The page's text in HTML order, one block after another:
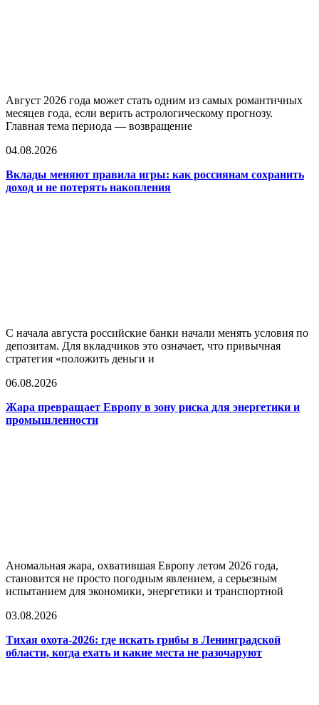
Август 2026 года может стать одним из самых романтичных
месяцев года, если верить астрологическому прогнозу.
Главная тема периода — возвращение
04.08.2026
Вклады меняют правила игры: как россиянам сохранить
доход и не потерять накопления
С начала августа российские банки начали менять условия по
депозитам. Для вкладчиков это означает, что привычная
стратегия «положить деньги и
06.08.2026
Жара превращает Европу в зону риска для энергетики и
промышленности
Аномальная жара, охватившая Европу летом 2026 года,
становится не просто погодным явлением, а серьезным
испытанием для экономики, энергетики и транспортной
03.08.2026
Тихая охота-2026: где искать грибы в Ленинградской
области, когда ехать и какие места не разочаруют